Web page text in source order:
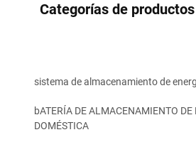
Categorías de
sistema de almacenamiento de
bATERÍA DE ALMACENAMIENTO DE
DOMÉSTICA